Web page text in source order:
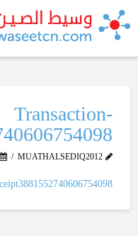
Transaction-
MUATHALSEDIQ2012